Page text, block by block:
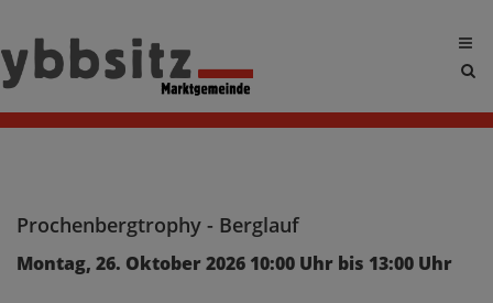
Prochenbergtrophy - Berglauf
Montag, 26. Oktober 2026 10:00 Uhr bis 13:00 Uhr